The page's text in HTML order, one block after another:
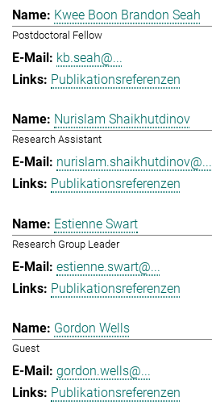
Kwee Boon Brandon Seah
Postdoctoral Fellow
kb.seah@...
Publikationsreferenzen
Nurislam Shaikhutdinov
Research Assistant
nurislam.shaikhutdinov@...
Publikationsreferenzen
Estienne Swart
Research Group Leader
estienne.swart@...
Publikationsreferenzen
Gordon Wells
Guest
gordon.wells@...
Publikationsreferenzen